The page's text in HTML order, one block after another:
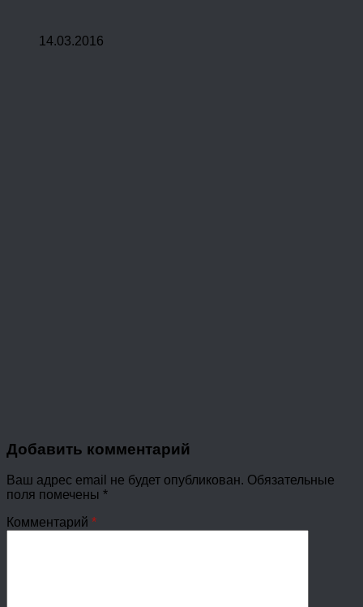
14.03.2016
Добавить комментарий
Ваш адрес email не будет опубликован. Обязательные
поля помечены *
Комментарий *